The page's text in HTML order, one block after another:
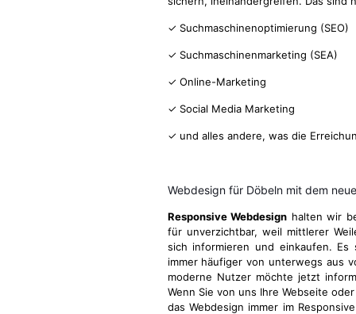
✓ Suchmaschinenoptimierung (SEO)
✓ Suchmaschinenmarketing (SEA)
✓ Online-Marketing
✓ Social Media Marketing
✓ und alles andere, was die
Webdesign für Döbeln mit dem
Responsive Webdesign halten wir
für unverzichtbar, weil mittlerer
sich informieren und einkaufen.
immer häufiger von unterwegs aus
moderne Nutzer möchte jetzt
Wenn Sie von uns Ihre Webseite
das Webdesign immer im